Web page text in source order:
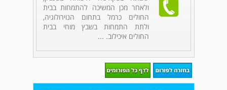
ולאחר מכן המשיכה להתמחות בבית
החולים כרמל בתחום הנוירולוגיה,
ולתת התמחות בשבץ מוחי בבית
החולים איכילוב. ...